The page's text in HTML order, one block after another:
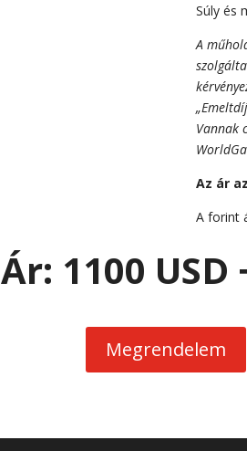
Súly és
A
Vannak
Az ár
A forint
Ár: 1100 USD
Megrendelem